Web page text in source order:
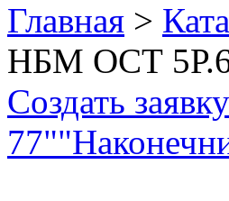
Главная >
НБМ ОСТ
Создать
77"